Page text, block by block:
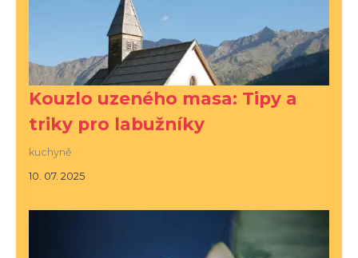
Kouzlo uzeného masa: Tipy a
triky pro labužníky
kuchyně
10. 07. 2025